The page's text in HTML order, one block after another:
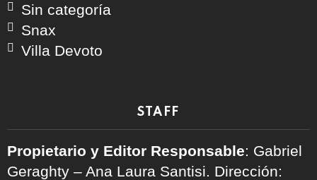
Sin categoría
Snax
Villa Devoto
STAFF
Propietario y Editor Responsable: Gabriel
Geraghty – Ana Laura Santisi. Dirección: